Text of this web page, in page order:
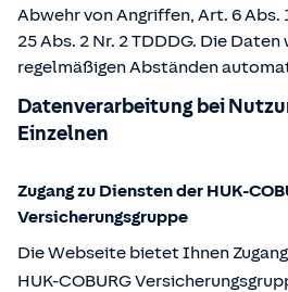
Abwehr von Angriffen, Art. 6 Abs.
25 Abs. 2 Nr. 2 TDDDG. Die Daten
regelmäßigen Abständen
Datenverarbeitung bei
Einzelnen
Zugang zu Diensten der HUK-
Versicherungsgruppe
Die Webseite bietet Ihnen
HUK-COBURG